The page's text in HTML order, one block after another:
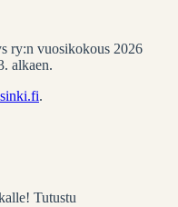
ry:n vuosikokous 2026
alkaen.
.
Tutustu